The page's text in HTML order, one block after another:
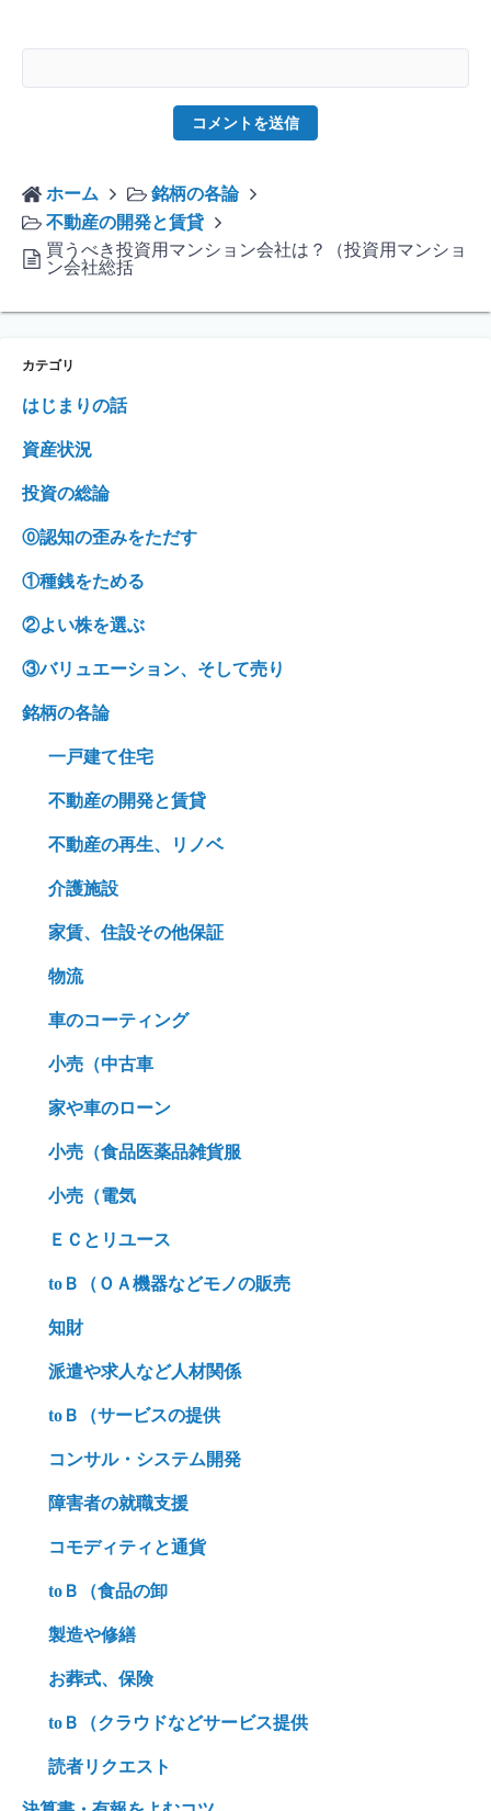
ホーム
銘柄の各論
不動産の開発と賃貸
買うべき投資用マンション会社は？（投資用マンショ
ン会社総括
カテゴリ
はじまりの話
資産状況
投資の総論
⓪認知の歪みをただす
①種銭をためる
②よい株を選ぶ
③バリュエーション、そして売り
銘柄の各論
一戸建て住宅
不動産の開発と賃貸
不動産の再生、リノベ
介護施設
家賃、住設その他保証
物流
車のコーティング
小売（中古車
家や車のローン
小売（食品医薬品雑貨服
小売（電気
ＥＣとリユース
toＢ（ＯＡ機器などモノの販売
知財
派遣や求人など人材関係
toＢ（サービスの提供
コンサル・システム開発
障害者の就職支援
コモディティと通貨
toＢ（食品の卸
製造や修繕
お葬式、保険
toＢ（クラウドなどサービス提供
読者リクエスト